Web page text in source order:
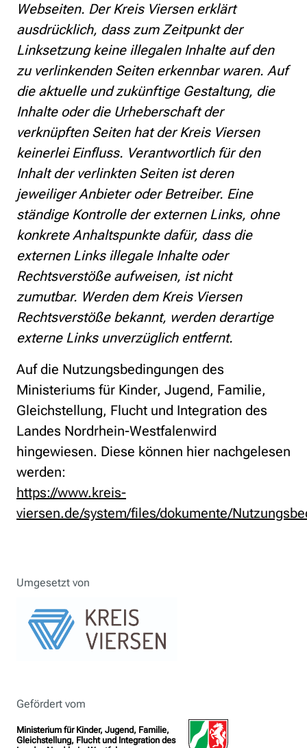
Webseiten. Der Kreis Viersen erklärt
ausdrücklich, dass zum Zeitpunkt der
Linksetzung keine illegalen Inhalte auf den
zu verlinkenden Seiten erkennbar waren. Auf
die aktuelle und zukünftige Gestaltung, die
Inhalte oder die Urheberschaft der
verknüpften Seiten hat der Kreis Viersen
keinerlei Einfluss. Verantwortlich für den
Inhalt der verlinkten Seiten ist deren
jeweiliger Anbieter oder Betreiber. Eine
ständige Kontrolle der externen Links, ohne
konkrete Anhaltspunkte dafür, dass die
externen Links illegale Inhalte oder
Rechtsverstöße aufweisen, ist nicht
zumutbar. Werden dem Kreis Viersen
Rechtsverstöße bekannt, werden derartige
externe Links unverzüglich entfernt.
Auf die Nutzungsbedingungen des
Ministeriums für Kinder, Jugend, Familie,
Gleichstellung, Flucht und Integration des
Landes Nordrhein-Westfalenwird
hingewiesen. Diese können hier nachgelesen
werden:
https://www.kreis-
viersen.de/system/files/dokumente/
Umgesetzt von
Gefördert vom
Ministerium für Kinder, Jugend, Familie,
Gleichstellung, Flucht und Integration des